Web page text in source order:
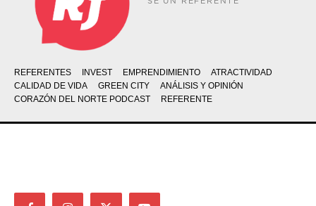
REFERENTES INVEST EMPRENDIMIENTO
ATRACTIVIDAD
CALIDAD DE VIDA
GREEN CITY
ANÁLISIS Y OPINIÓN
CORAZÓN DEL NORTE PODCAST
REFERENTE